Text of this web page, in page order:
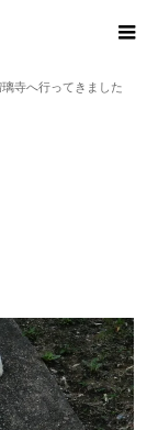
寺へ行ってきました